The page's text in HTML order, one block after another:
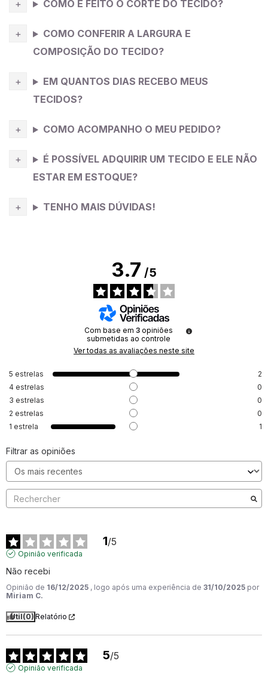
COMO É FEITO O CORTE DO TECIDO?
COMO CONFERIR A LARGURA E
COMPOSIÇÃO DO TECIDO?
EM QUANTOS DIAS RECEBO MEUS
TECIDOS?
COMO ACOMPANHO O MEU PEDIDO?
É POSSÍVEL ADQUIRIR UM TECIDO E ELE NÃO
ESTAR EM ESTOQUE?
TENHO MAIS DÚVIDAS!
3.7/5
Com base em 3 opiniões
submetidas ao controle
Ver todas as avaliações neste site
5 estrelas
2
4 estrelas
0
3 estrelas
0
2 estrelas
0
1 estrela 1
Filtrar as opiniões
1/5
Opinião verificada
Não recebi
Opinião de 16/12/2025 , logo após uma experiência de 31/10/2025 por
Miriam C.
Útil(0) Relatório
5/5
Opinião verificada